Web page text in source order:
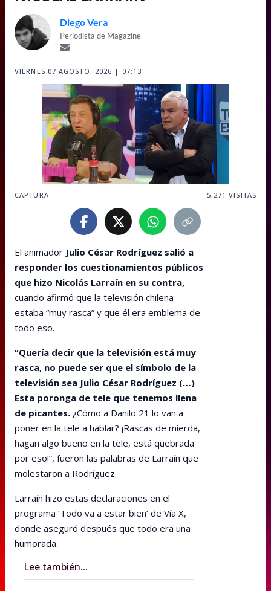
Diego Vera
Periodista de Magazine
VIERNES 07 AGOSTO, 2026 | 07:13
CAPTURA 5,271 VISITAS
El animador Julio César Rodríguez salió a
responder los cuestionamientos públicos
que hizo Nicolás Larraín en su contra,
cuando afirmó que la televisión chilena
estaba “muy rasca” y que él era emblema de
todo eso.
“Quería decir que la televisión está muy
rasca, no puede ser que el símbolo de la
televisión sea Julio César Rodríguez (…)
Esta poronga de tele que tenemos llena
de picantes. ¿Cómo a Danilo 21 lo van a
poner en la tele a hablar? ¡Rascas de mierda,
hagan algo bueno en la tele, está quebrada
por eso!”, fueron las palabras de Larraín que
molestaron a Rodríguez.
Larraín hizo estas declaraciones en el
programa ‘Todo va a estar bien’ de Vía X,
donde aseguró después que todo era una
humorada.
Lee también...